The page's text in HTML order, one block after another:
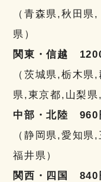
（青森県,秋田
県）
関東・信越
（茨城県,栃木県
県,東京都,山梨県
中部・北陸 960
（静岡県,愛知
福井県）
関西・四国 840